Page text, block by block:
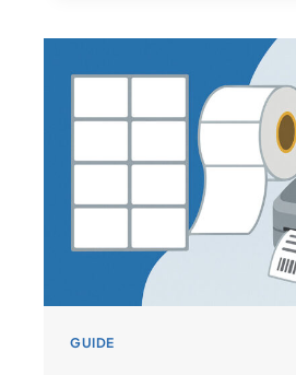
DI
BARRE
IDEALE
PER
TUO
NEGOZIO
GUIDE